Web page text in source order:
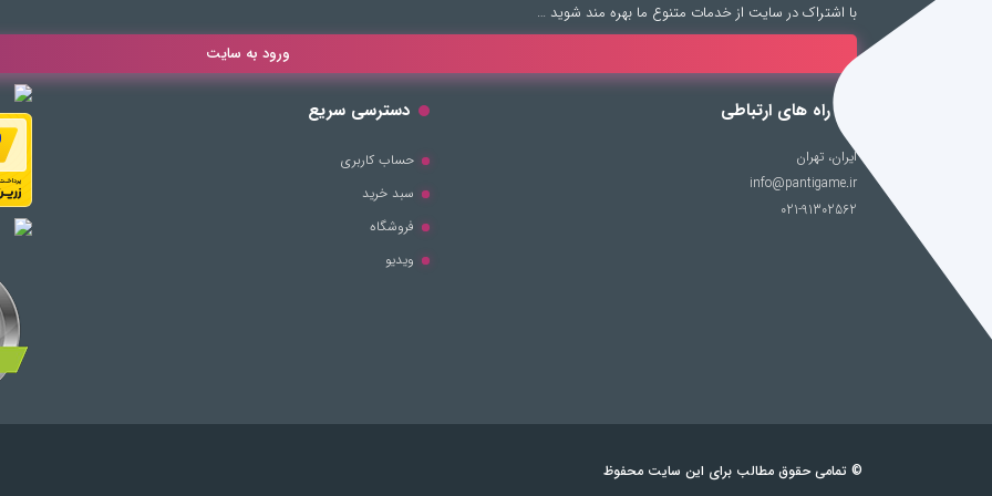
با اشتراک در سایت از خدمات متنوع ما بهره مند شوید …
ورود به سایت
راه های ارتباطی
ایران، تهران
info@pantigame.ir
021-91302562
دسترسی سریع
حساب کاربری
سبد خرید
فروشگاه
ویدیو
© تمامی حقوق مطالب برای این سایت محفوظ